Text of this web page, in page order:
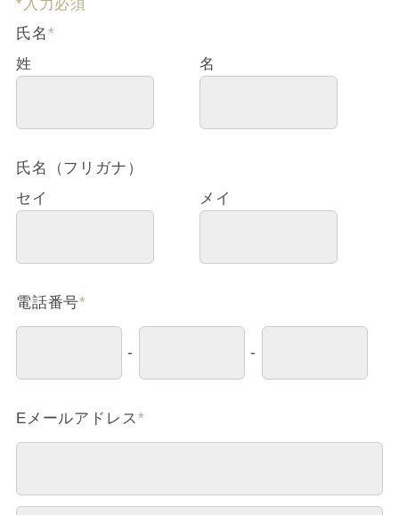
*入力必須
氏名*
姓
名
氏名（フリガナ）
セイ
メイ
電話番号*
- -
Eメールアドレス*